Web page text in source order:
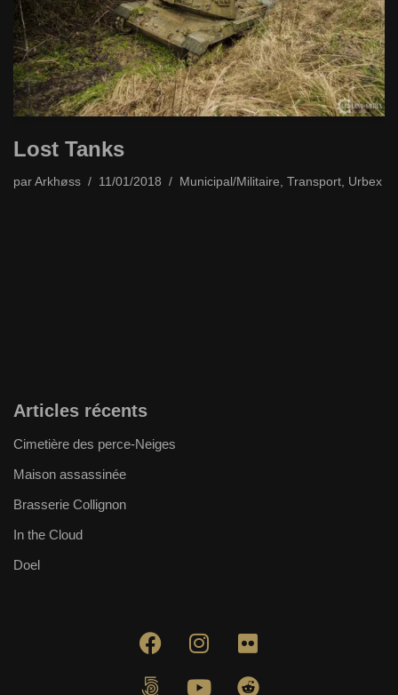
Lost Tanks
par Arkhøss 11/01/2018 Municipal/Militaire, Transport, Urbex
Articles récents
Cimetière des perce-Neiges
Maison assassinée
Brasserie Collignon
In the Cloud
Doel